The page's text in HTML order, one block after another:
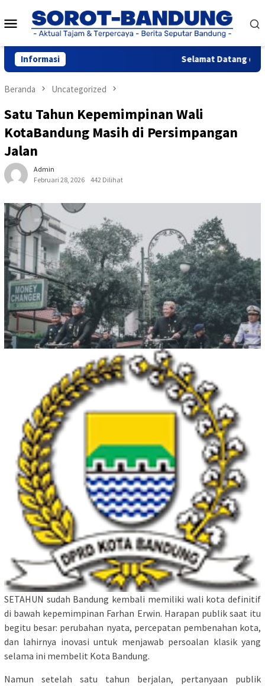
ke
konten
Menu
Mobile
Informasi Selamat Datang di
Beranda Uncategorized
Satu Tahun Kepemimpinan Wali
KotaBandung Masih di Persimpangan
Jalan
Admin
Februari 28, 2026
442 Dilihat
SETAHUN sudah Bandung kembali memiliki wali kota definitif
di bawah kepemimpinan Farhan Erwin. Harapan publik saat itu
begitu besar: perubahan nyata, percepatan pembenahan kota,
dan lahirnya inovasi untuk menjawab persoalan klasik yang
selama ini membelit Kota Bandung.
Namun setelah satu tahun berjalan, pertanyaan publik